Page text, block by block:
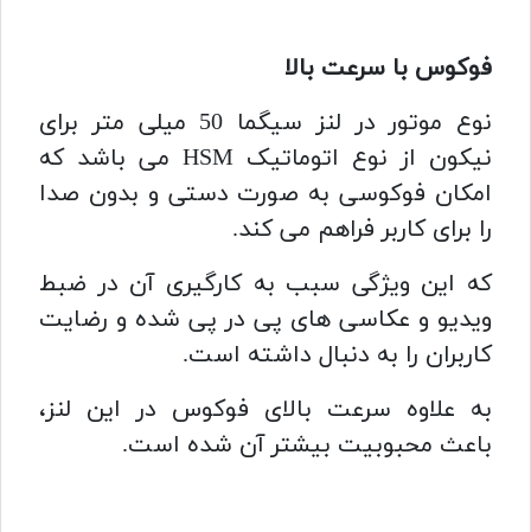
فوکوس با سرعت بالا
نوع موتور در لنز سیگما 50 میلی متر برای
نیکون از نوع اتوماتیک HSM می باشد که
امکان فوکوسی به صورت دستی و بدون صدا
را برای کاربر فراهم می کند.
که این ویژگی سبب به کارگیری آن در ضبط
ویدیو و عکاسی های پی در پی شده و رضایت
کاربران را به دنبال داشته است.
به علاوه سرعت بالای فوکوس در این لنز،
باعث محبوبیت بیشتر آن شده است.